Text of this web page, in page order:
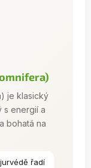
je klasický
s energií a
bohatá na
řadí